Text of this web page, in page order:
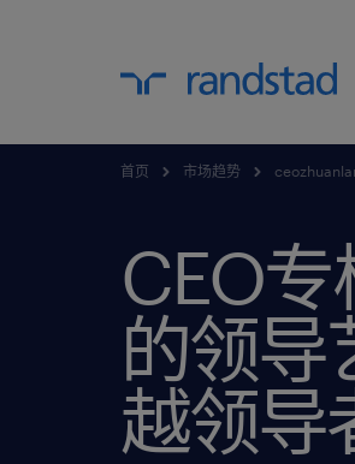
首页 市场趋势
CEO专
的领导
越领导